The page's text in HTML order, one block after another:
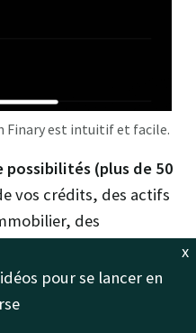
Finary est intuitif et facile.
possibilités (plus de 50
vos crédits, des actifs
des
retour
x
pour se lancer en